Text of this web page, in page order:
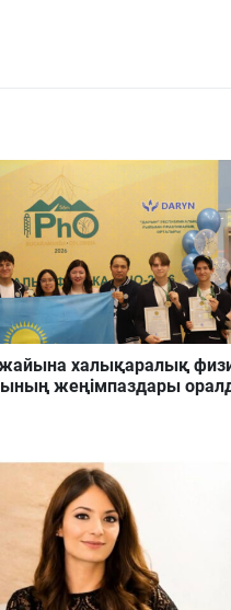
халықаралық
жеңімпаздары